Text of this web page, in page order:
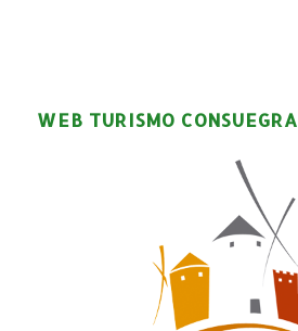
WEB TURISMO CONSUEGRA